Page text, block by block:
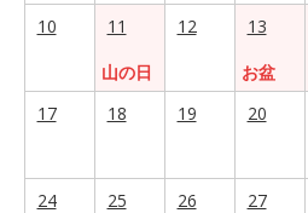
10
11
山の日
12
13
お盆
17
18 19 20
24 25 26 27